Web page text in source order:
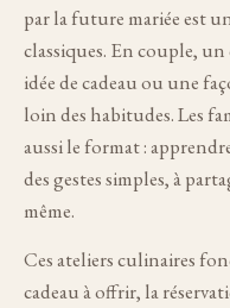
par la future mariée est
classiques. En couple,
idée de cadeau ou une
loin des habitudes. Les
aussi le format :
des gestes simples, à
même.
Ces ateliers culinaires
cadeau à offrir, la